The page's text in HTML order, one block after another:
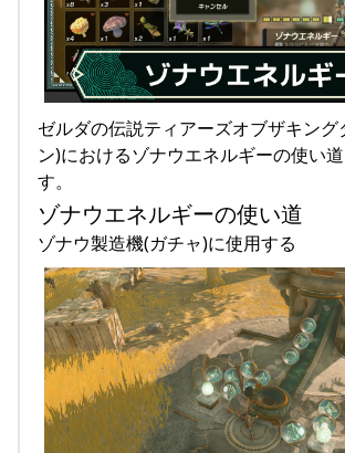
ゼルダの伝説ティアーズオブザキング
ン)におけるゾナウエネルギーの使い
す。
ゾナウエネルギーの使い道
ゾナウ製造機(ガチャ)に使用する